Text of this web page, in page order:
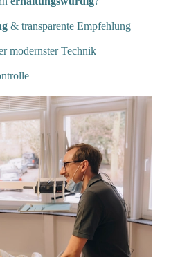
& transparente Empfehlung
modernster Technik